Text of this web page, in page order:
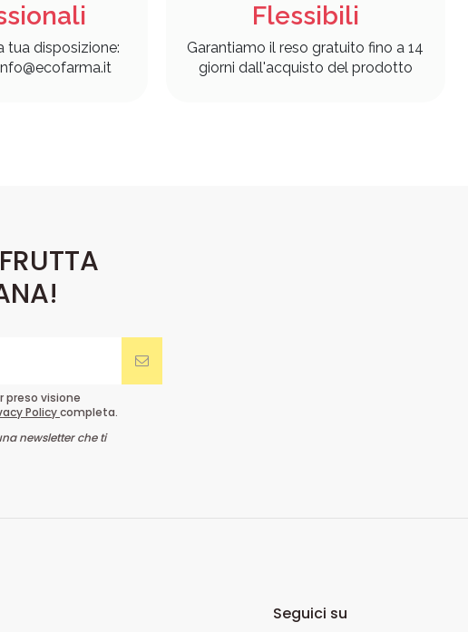
tua disposizione:
Flessibili
Garantiamo il reso gratuito fino a 14
giorni dall'acquisto del prodotto
preso visione
Policycompleta.
newsletter che ti
Seguici su